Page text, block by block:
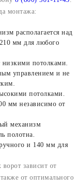
монтажа:
располагается над
мм для любого
потолками.
управлением и не
потолками.
мм независимо от
механизм
полотна.
и 140 мм для
зависит от
от оптимального